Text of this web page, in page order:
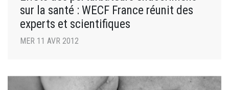
sur la santé : WECF France réunit des
experts et scientifiques
MER 11 AVR 2012